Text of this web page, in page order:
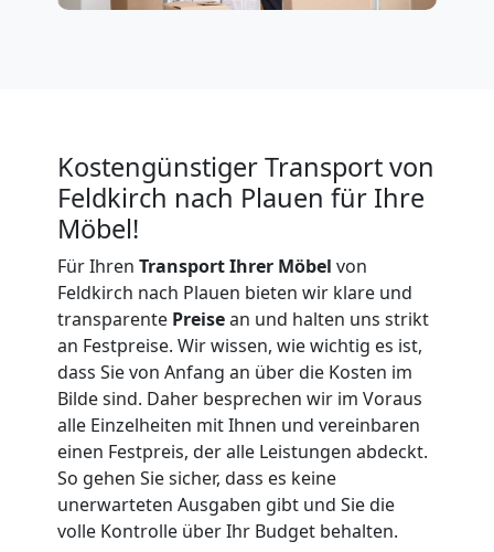
Kostengünstiger Transport von
Feldkirch nach Plauen für Ihre
Möbel!
Für Ihren Transport Ihrer Möbel von
Feldkirch nach Plauen bieten wir klare und
transparente Preisean und halten uns strikt
an Festpreise. Wir wissen, wie wichtig es ist,
dass Sie von Anfang an über die Kosten im
Bilde sind. Daher besprechen wir im Voraus
alle Einzelheiten mit Ihnen und vereinbaren
einen Festpreis, der alle Leistungen abdeckt.
So gehen Sie sicher, dass es keine
unerwarteten Ausgaben gibt und Sie die
volle Kontrolle über Ihr Budget behalten.
Büroumzug
Feldkirch
Expressumzug
Feldkirch
Tragehilfe
Feldkirch